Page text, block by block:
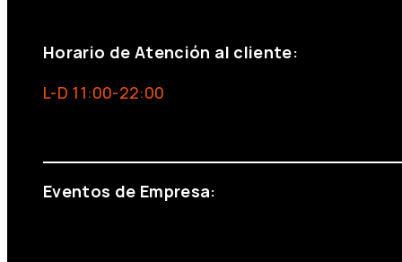
Horario de Atención al cliente:
L-D 11:00-22:00
Eventos de Empresa: